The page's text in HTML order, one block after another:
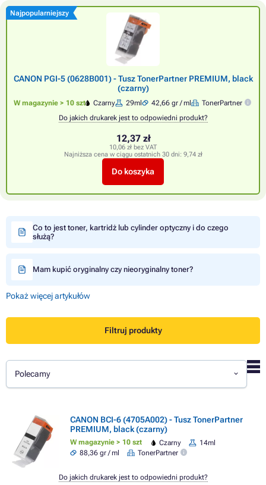
Najpopularniejszy
CANON PGI-5 (0628B001) - Tusz TonerPartner PREMIUM, black
(czarny)
W magazynie > 10 szt Czarny 29ml 42,66 gr / ml
TonerPartner
Do jakich drukarek jest to odpowiedni produkt?
12,37 zł
10,06 zł bez VAT
Najniższa cena w ciągu ostatnich 30 dni: 9,74 zł
Do koszyka
Co to jest toner, kartridż lub cylinder optyczny i do czego
służą?
Mam kupić oryginalny czy nieoryginalny toner?
Pokaż więcej artykułów
Filtruj produkty
Polecamy
CANON BCI-6 (4705A002) - Tusz TonerPartner
PREMIUM, black (czarny)
W magazynie > 10 szt Czarny
14ml
88,36 gr / ml
TonerPartner
Do jakich drukarek jest to odpowiedni produkt?